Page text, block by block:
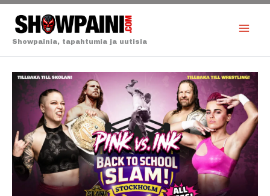
Siirry
sisältöön
Showpainia, tapahtumia ja uutisia